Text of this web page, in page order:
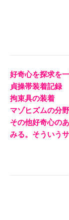
好奇心を探求を
貞操帯装着記録
拘束具の装着
マゾヒズムの分
その他好奇心の
みる。そういう